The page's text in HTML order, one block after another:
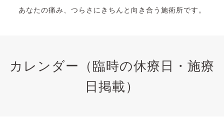
あなたの痛み、つらさにきちんと向き合う施術所です。
カレンダー（臨時の休療日・施療
日掲載）